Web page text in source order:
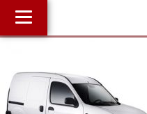
J
О компании
Наши услуги